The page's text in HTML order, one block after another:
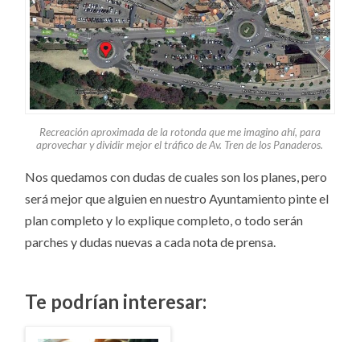
Recreación aproximada de la rotonda que me imagino ahí, para
aprovechar y dividir mejor el tráfico de Av. Tren de los Panaderos.
Nos quedamos con dudas de cuales son los planes, pero
será mejor que alguien en nuestro Ayuntamiento pinte el
plan completo y lo explique completo, o todo serán
parches y dudas nuevas a cada nota de prensa.
Te podrían interesar: